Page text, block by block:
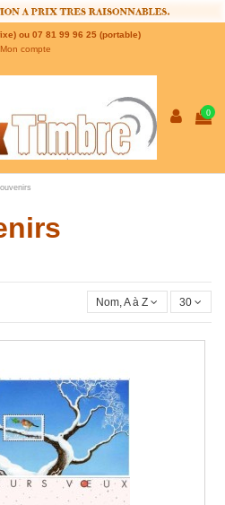
ou 07 81 99 96 25 (portable)
Mon compte
0
Nom, A à Z 30